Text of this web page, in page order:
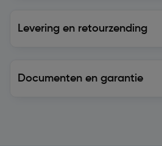
Levering en retourzending
Documenten en garantie